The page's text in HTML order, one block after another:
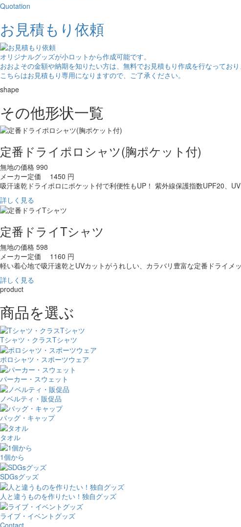
Quotation
お見積もり依頼
オリジナルグッズが小ロットから作成可能です。
おおよその金額や納期を知りたい方は、無料でお見積もり作成を行なってお
こちらはお見積もり専用になりますので、ご了承ください。
shape
その他形状一覧
定番ドライポロシャツ(胸ポケット付)
無地の価格 990
メーカー定価 1450 円
吸汗速乾ドライポロにポケット付で利便性もUP！ 紫外線保護指数UPF20、
詳しく見る
定番ドライTシャツ
無地の価格 598
メーカー定価 1160 円
軽い着心地で吸汗速乾とUVカットがうれしい、カラバリ豊富な定番ドライメ
詳しく見る
product
商品を選ぶ
Tシャツ・クラスTシャツ
ポロシャツ・スポーツウェア
パーカー・スウェット
ノベルティ・販促品
バッグ・キャップ
タオル
1個から
SDGsグッズ
人と違うものを作りたい！独自グッズ
ライブ・イベントグッズ
Contact